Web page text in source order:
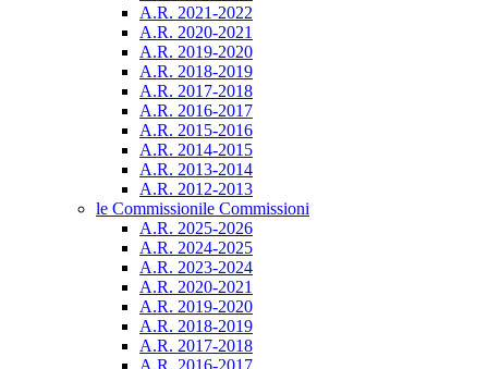
A.R. 2021-2022
A.R. 2020-2021
A.R. 2019-2020
A.R. 2018-2019
A.R. 2017-2018
A.R. 2016-2017
A.R. 2015-2016
A.R. 2014-2015
A.R. 2013-2014
A.R. 2012-2013
le Commissionile Commissioni
A.R. 2025-2026
A.R. 2024-2025
A.R. 2023-2024
A.R. 2020-2021
A.R. 2019-2020
A.R. 2018-2019
A.R. 2017-2018
A.R. 2016-2017